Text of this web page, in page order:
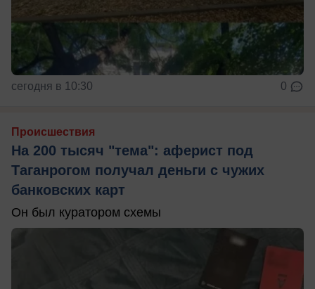
сегодня в 10:30 0
Происшествия
На 200 тысяч "тема": аферист под
Таганрогом получал деньги с чужих
банковских карт
Он был куратором схемы